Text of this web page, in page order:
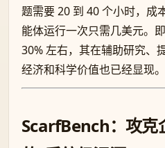
题需要 20 到 40 个小时，成
能体运行一次只需几美元。
30% 左右，其在辅助研究、
经济和科学价值也已经显现。
ScarfBench：攻克